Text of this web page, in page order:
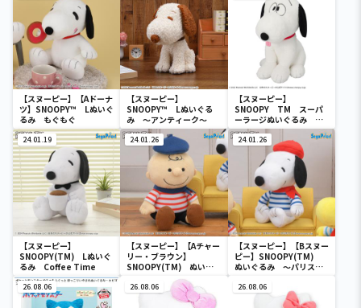
【スヌーピー】【Aドーナ
ツ】SNOOPY™ Lぬいぐ
るみ もぐもぐ
【スヌーピー】
SNOOPY™ Lぬいぐる
み ～アンティーク～
【スヌーピー】
SNOOPY TM スーパ
ーラージぬいぐるみ ～
FACE～
24.01.19
【スヌーピー】
SNOOPY(TM) Lぬいぐ
るみ Coffee Time
24.01.26
【スヌーピー】【Aチャー
リー・ブラウン】
SNOOPY(TM) ぬいぐ
るみ ～パリスタイル～
24.01.26
【スヌーピー】【Bスヌー
ピー】SNOOPY(TM)
ぬいぐるみ ～パリスタ
26.08.06 26.08.06 26.08.06